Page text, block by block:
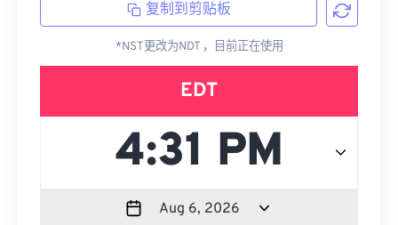
复制到剪贴板
*NST更改为NDT ，目前正在使用
EDT